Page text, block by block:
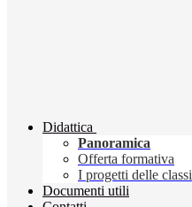
Didattica
Panoramica
Offerta formativa
I progetti delle classi
Documenti utili